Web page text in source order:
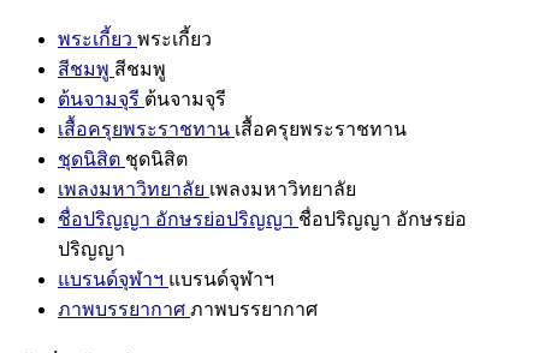
พระเกี้ยว พระเกี้ยว
สีชมพู สีชมพู
ต้นจามจุรี ต้นจามจุรี
เสื้อครุยพระราชทาน เสื้อครุยพระราชทาน
ชุดนิสิต ชุดนิสิต
เพลงมหาวิทยาลัย เพลงมหาวิทยาลัย
ชื่อปริญญา อักษรย่อปริญญา ชื่อปริญญา อักษรย่อ
ปริญญา
แบรนด์จุฬาฯ แบรนด์จุฬาฯ
ภาพบรรยากาศ ภาพบรรยากาศ